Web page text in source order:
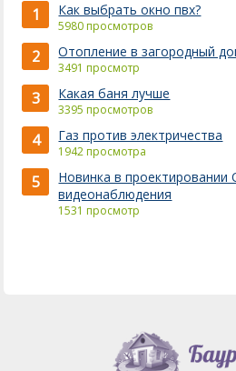
1 Как выбрать окно пвх?
5980 просмотров
2 Отопление в загородный
3491 просмотр
3 Какая баня лучше
3395 просмотров
4 Газ против электричества
1942 просмотра
5
Новинка в проектировании
видеонаблюдения
1531 просмотр